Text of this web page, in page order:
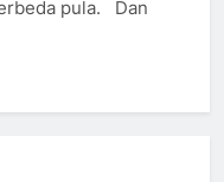
pula. Dan